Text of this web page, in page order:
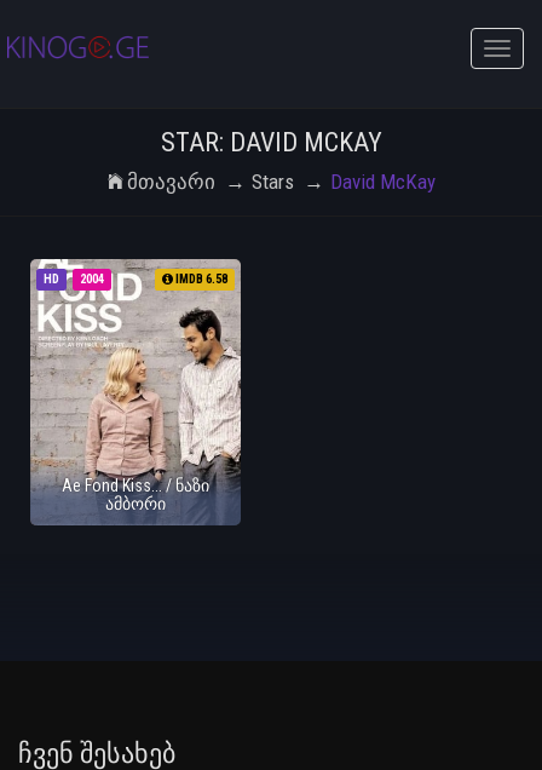
Toggle
STAR: DAVID MCKAY
Მთავარი Stars David McKay
HD 2004 IMDB 6.58
Ae Fond Kiss... / ნაზი
ამბორი
Ჩვენ Შესახებ